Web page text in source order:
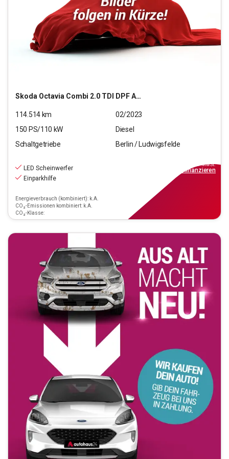
Skoda Octavia Combi 2.0 TDI DPF Ambition (EURO 6d)
114.514km
02/2023
150 PS/110 kW
Diesel
Schaltgetriebe
Berlin / Ludwigsfelde
LED Scheinwerfer
Einparkhilfe
Energieverbrauch (kombiniert): k.A.
CO₂-Emissionen kombiniert: k.A.
CO₂-Klasse:
inkl.MwSt.
finanzieren